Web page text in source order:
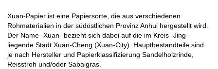
Xuan-Papier ist eine Papiersorte, die aus verschiedenen
Rohmaterialien in der südöstlichen Provinz Anhui hergestellt wird.
Der Name -Xuan- bezieht sich dabei auf die im Kreis -Jing-
liegende Stadt Xuan-Cheng (Xuan-City). Hauptbestandteile sind
je nach Hersteller und Papierklassifizierung Sandelholzrinde,
Reisstroh und/oder Sabaigras.